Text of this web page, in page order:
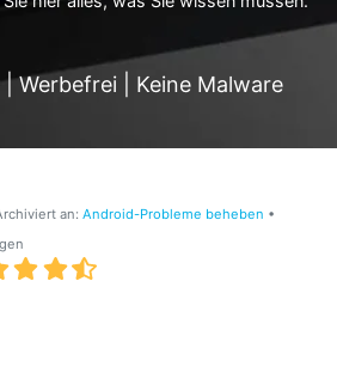
erhalten
Anmelden
| Werbefrei | Keine Malware
an: Android-Probleme beheben •